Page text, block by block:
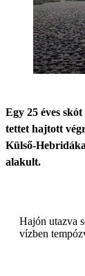
Egy 25 éves
tettet hajtott
Külső-
alakult.
Hajón utazva
vízben